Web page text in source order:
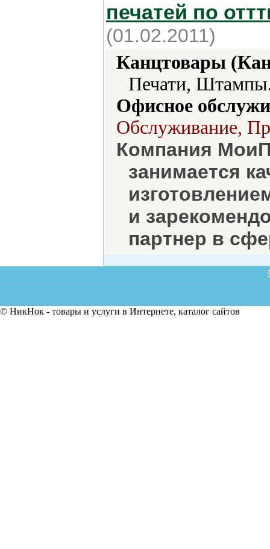
печатей по
(01.02.2011)
Канцтовары
Печати,
Офисное
Обслуживание,
Компания
занимается
и
партнер в
© НикНок - товары и услуги в Интернете, каталог сайтов